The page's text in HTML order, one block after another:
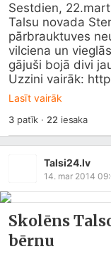
Sestdien,
Talsu novada
pārbrauktuves
vilciena un
gājuši bojā divi
Uzzini vairāk:
Lasīt vairāk
3patīk · 22 iesaka
Talsi24.lv
14. mar 2014
Skolēns
bērnu